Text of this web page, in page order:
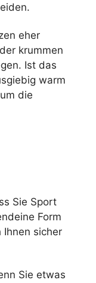
eher
krummen
Ist das
warm
die
Sie Sport
Form
Ihnen sicher
Sie etwas